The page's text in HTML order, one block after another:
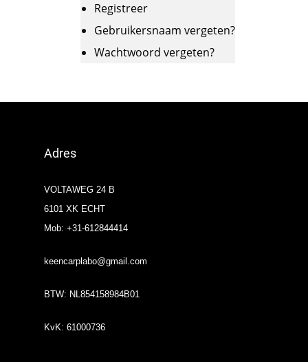
Registreer
Gebruikersnaam vergeten?
Wachtwoord vergeten?
Adres
VOLTAWEG 24 B
6101 XK ECHT
Mob: +31-612844414
keencarplabo@gmail.com
BTW: NL854158984B01
KvK: 61000736